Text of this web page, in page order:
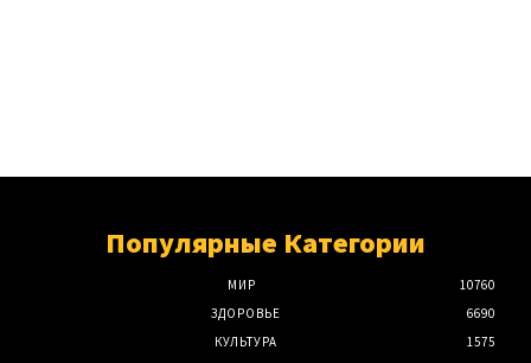
Популярные Категории
МИР
10760
ЗДОРОВЬЕ
6690
КУЛЬТУРА
1575